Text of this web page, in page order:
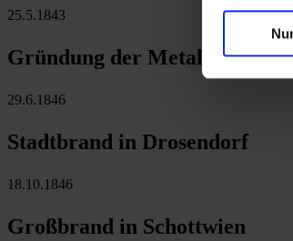
25.5.1843
Gründung der
29.6.1846
Stadtbrand in Drosendorf
18.10.1846
Großbrand in Schottwien